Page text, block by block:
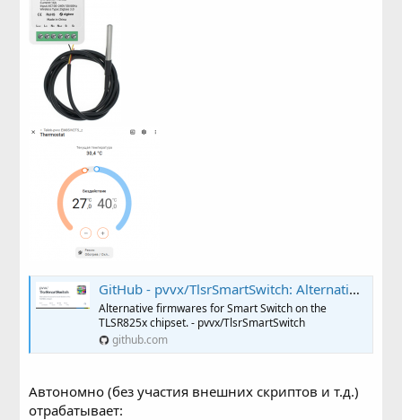
GitHub - pvvx/TlsrSmartSwitch: Alternative firmwares for Smart Switch on the TLSR825x chipset.
Alternative firmwares for Smart Switch on the
TLSR825x chipset. - pvvx/TlsrSmartSwitch
github.com
Автономно (без участия внешних скриптов и т.д.)
отрабатывает: